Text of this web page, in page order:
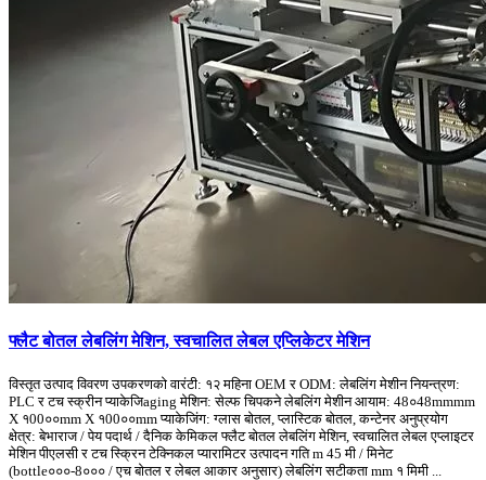
फ्लैट बोतल लेबलिंग मेशिन, स्वचालित लेबल एप्लिकेटर मेशिन
विस्तृत उत्पाद विवरण उपकरणको वारंटी: १२ महिना OEM र ODM: लेबलिंग मेशीन नियन्त्रण:
PLC र टच स्क्रीन प्याकेजिaging मेशिन: सेल्फ चिपकने लेबलिंग मेशीन आयाम: 48०48mmmm
X १00००mm X १00००mm प्याकेजिंग: ग्लास बोतल, प्लास्टिक बोतल, कन्टेनर अनुप्रयोग
क्षेत्र: बेभाराज / पेय पदार्थ / दैनिक केमिकल फ्लैट बोतल लेबलिंग मेशिन, स्वचालित लेबल एप्लाइटर
मेशिन पीएलसी र टच स्क्रिन टेक्निकल प्यारामिटर उत्पादन गति m 45 मी / मिनेट
(bottle०००-8००० / एच बोतल र लेबल आकार अनुसार) लेबलिंग सटीकता mm १ मिमी ...